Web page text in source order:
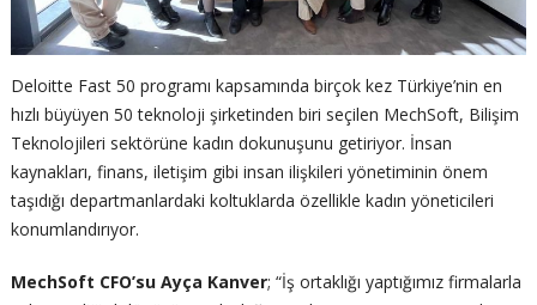
Deloitte Fast 50 programı kapsamında birçok kez Türkiye’nin en
hızlı büyüyen 50 teknoloji şirketinden biri seçilen MechSoft, Bilişim
Teknolojileri sektörüne kadın dokunuşunu getiriyor. İnsan
kaynakları, finans, iletişim gibi insan ilişkileri yönetiminin önem
taşıdığı departmanlardaki koltuklarda özellikle kadın yöneticileri
konumlandırıyor.
MechSoft CFO’su Ayça Kanver; “İş ortaklığı yaptığımız firmalarla